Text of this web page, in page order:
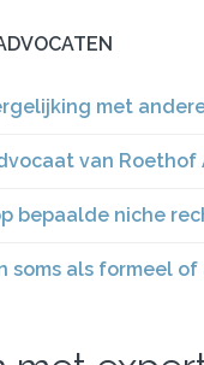
met
van Roethof
bepaalde niche
soms als formeel